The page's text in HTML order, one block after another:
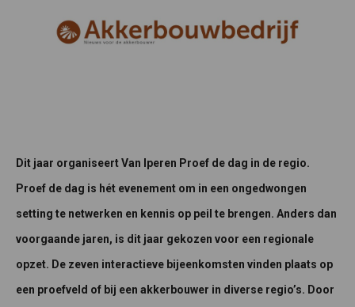
Dit jaar organiseert Van Iperen Proef de dag in de regio.
Proef de dag is hét evenement om in een ongedwongen
setting te netwerken en kennis op peil te brengen. Anders dan
voorgaande jaren, is dit jaar gekozen voor een regionale
opzet. De zeven interactieve bijeenkomsten vinden plaats op
een proefveld of bij een akkerbouwer in diverse regio’s. Door